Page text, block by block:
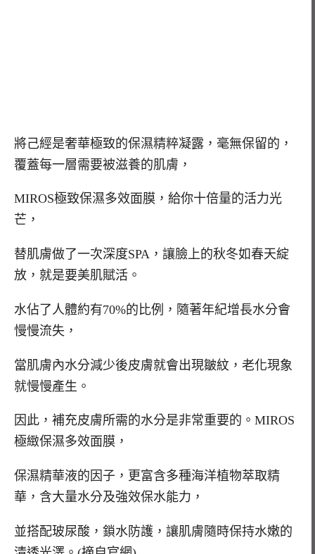
將己經是奢華極致的保濕精粹凝露，毫無保留的，
覆蓋每一層需要被滋養的肌膚，
MIROS極致保濕多效面膜， 給你十倍量的活力光
芒，
替肌膚做了一次深度SPA ，讓臉上的秋冬如春天綻
放，就是要美肌賦活。
水佔了人體約有70%的比例，隨著年紀增長水分會
慢慢流失，
當肌膚內水分減少後皮膚就會出現皺紋，老化現象
就慢慢產生。
因此，補充皮膚所需的水分是非常重要的。MIROS
極緻保濕多效面膜，
保濕精華液的因子，更富含多種海洋植物萃取精
華，含大量水分及強效保水能力，
並搭配玻尿酸，鎖水防護，讓肌膚隨時保持水嫩的